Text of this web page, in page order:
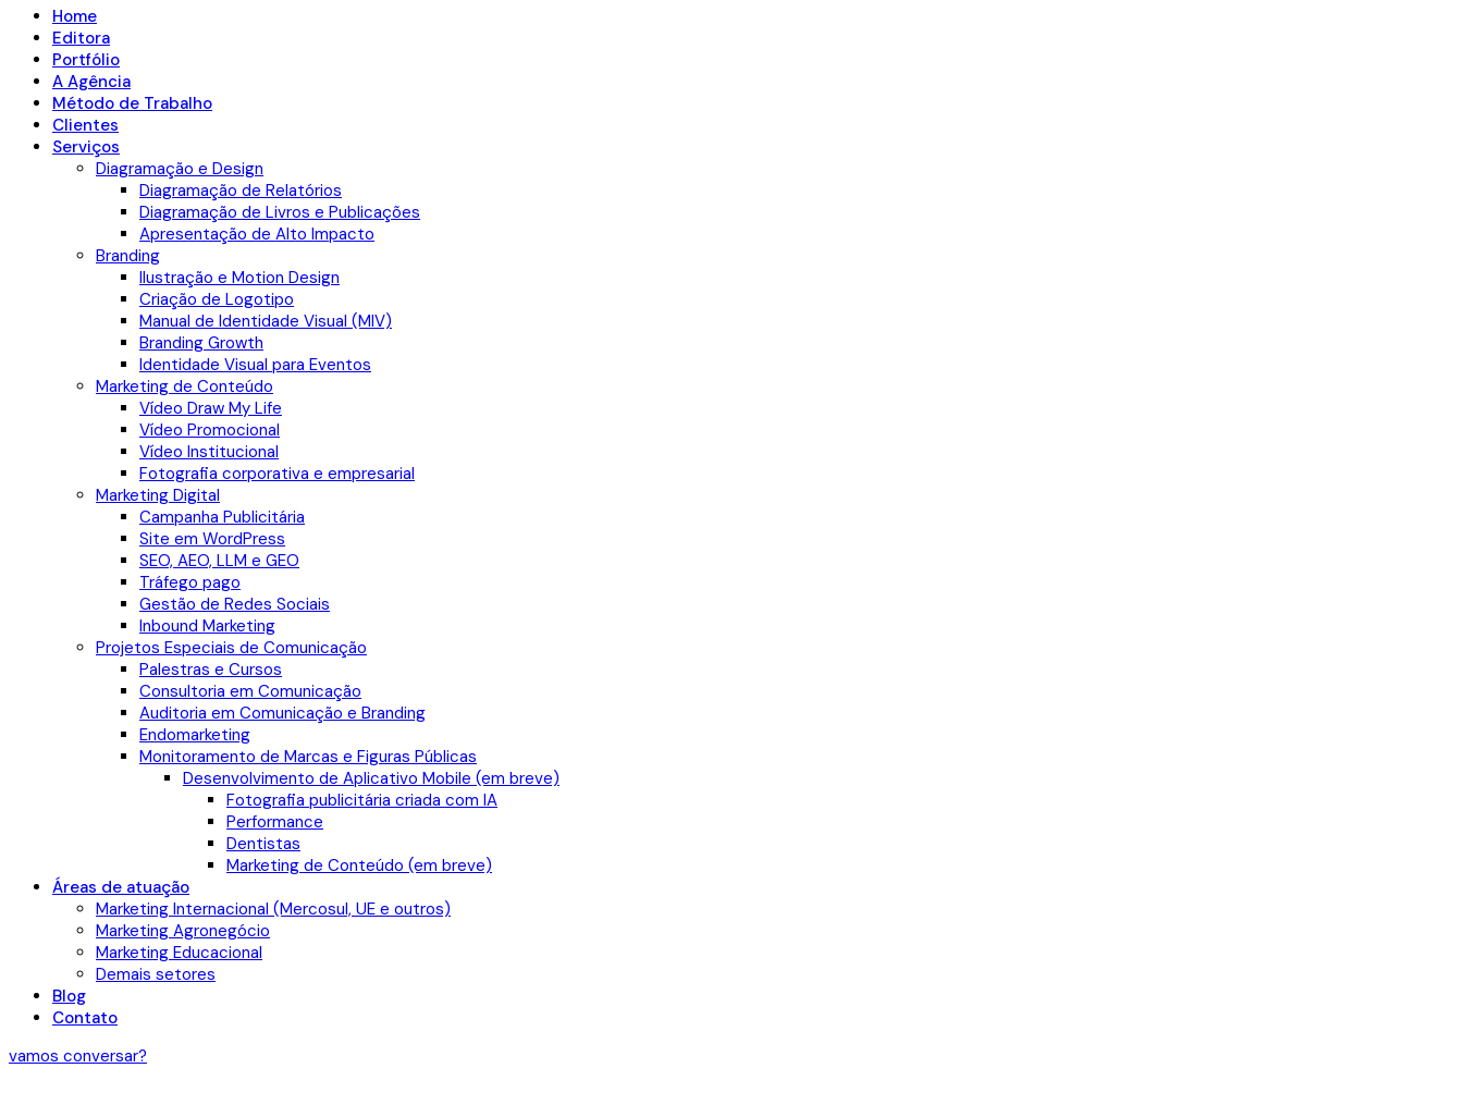
Home
Editora
Portfólio
A Agência
Método de Trabalho
Clientes
Serviços
Diagramação e Design
Diagramação de Relatórios
Diagramação de Livros e Publicações
Apresentação de Alto Impacto
Branding
Ilustração e Motion Design
Criação de Logotipo
Manual de Identidade Visual (MIV)
Branding Growth
Identidade Visual para Eventos
Marketing de Conteúdo
Vídeo Draw My Life
Vídeo Promocional
Vídeo Institucional
Fotografia corporativa e empresarial
Marketing Digital
Campanha Publicitária
Site em WordPress
SEO, AEO, LLM e GEO
Tráfego pago
Gestão de Redes Sociais
Inbound Marketing
Projetos Especiais de Comunicação
Palestras e Cursos
Consultoria em Comunicação
Auditoria em Comunicação e Branding
Endomarketing
Monitoramento de Marcas e Figuras Públicas
Desenvolvimento de Aplicativo Mobile (em breve)
Fotografia publicitária criada com IA
Performance
Dentistas
Marketing de Conteúdo (em breve)
Áreas de atuação
Marketing Internacional (Mercosul, UE e outros)
Marketing Agronegócio
Marketing Educacional
Demais setores
Blog
Contato
vamos conversar?